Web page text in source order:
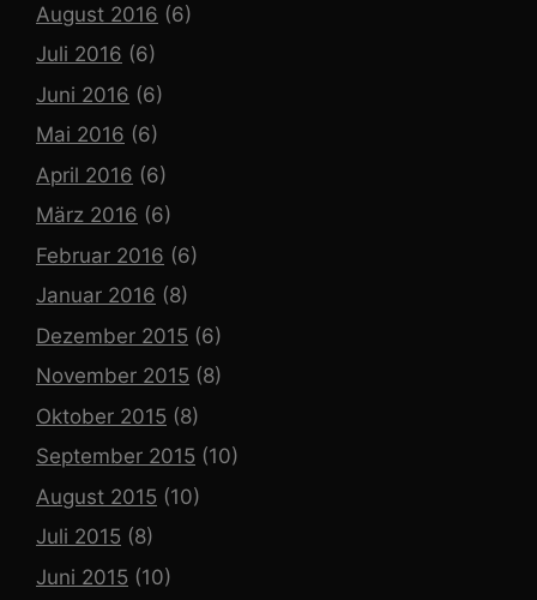
August 2016 (6)
Juli 2016 (6)
Juni 2016 (6)
Mai 2016 (6)
April 2016 (6)
März 2016 (6)
Februar 2016 (6)
Januar 2016 (8)
Dezember 2015 (6)
November 2015 (8)
Oktober 2015 (8)
September 2015 (10)
August 2015 (10)
Juli 2015 (8)
Juni 2015 (10)